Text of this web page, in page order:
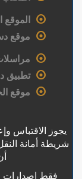
الموقع
موقع
تطبيق
موقع
يجوز الاقتباس
شريطة أمانة
فقط إصدارات